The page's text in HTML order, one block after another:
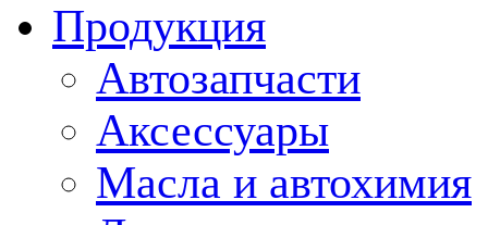
Продукция
Автозапчасти
Аксессуары
Масла и автохимия